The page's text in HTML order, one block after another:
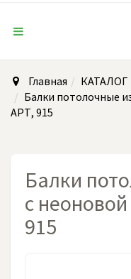
Главная КАТАЛОГ
Балки потолочные
АРТ, 915
Балки
с
915